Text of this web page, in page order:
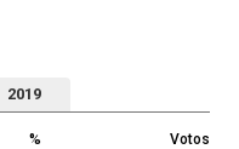
2019
% Votos